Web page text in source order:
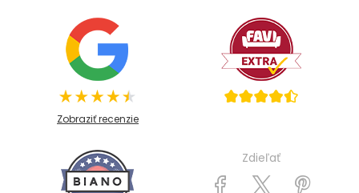
Zobraziť recenzie
Zdieľať